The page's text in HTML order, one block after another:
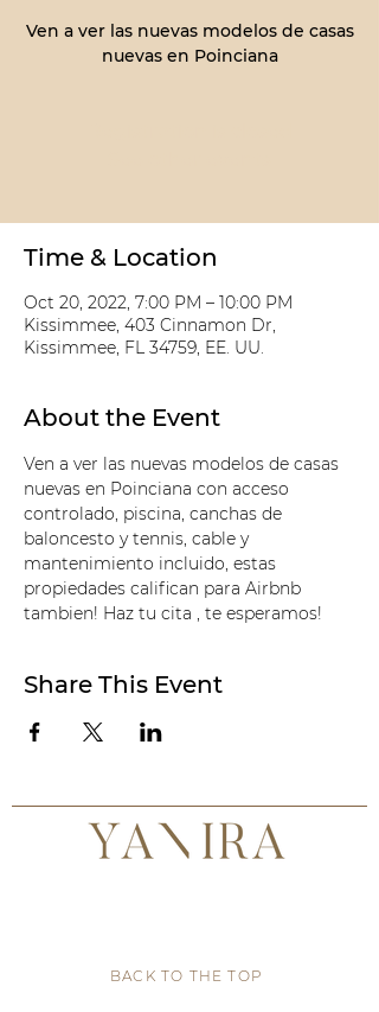
Ven a ver las nuevas modelos de casas
nuevas en Poinciana
Time & Location
Oct 20, 2022, 7:00 PM – 10:00 PM
Kissimmee, 403 Cinnamon Dr,
Kissimmee, FL 34759, EE. UU.
About the Event
Ven a ver las nuevas modelos de casas
nuevas en Poinciana con acceso
controlado, piscina, canchas de
baloncesto y tennis, cable y
mantenimiento incluido, estas
propiedades califican para Airbnb
tambien! Haz tu cita , te esperamos!
Share This Event
BACK TO THE TOP